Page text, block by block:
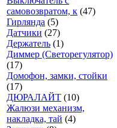
самовозвратом, к (47)
Гирлянда (5)
Датчики (27)
Держатель (1)
Диммер (Светорегулятор)
(17)
Домофон, замки, стойки
(17)
ДЮРАЛАЙТ (10)
Жалюзи механизм,
накладка, тай (4)